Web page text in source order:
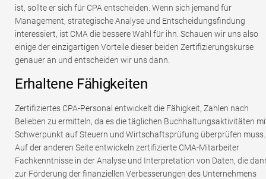
ist, sollte er sich für CPA entscheiden. Wenn sich jemand für
Management, strategische Analyse und Entscheidungsfindung
interessiert, ist CMA die bessere Wahl für ihn. Schauen wir uns also
einige der einzigartigen Vorteile dieser beiden Zertifizierungskurse
genauer an und entscheiden wir uns dann.
Erhaltene Fähigkeiten
Zertifiziertes CPA-Personal entwickelt die Fähigkeit, Zahlen nach
Belieben zu ermitteln, da es die täglichen Buchhaltungsaktivitäten
Schwerpunkt auf Steuern und Wirtschaftsprüfung überprüfen muss.
Auf der anderen Seite entwickeln zertifizierte CMA-Mitarbeiter
Fachkenntnisse in der Analyse und Interpretation von Daten, die
zur Förderung der finanziellen Verbesserungen des Unternehmens